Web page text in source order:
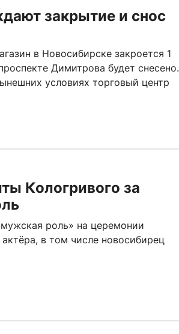
закрытие и снос
в Новосибирске закроется 1
Димитрова будет снесено.
условиях торговый центр
Кологривого за
роль» на церемонии
в том числе новосибирец